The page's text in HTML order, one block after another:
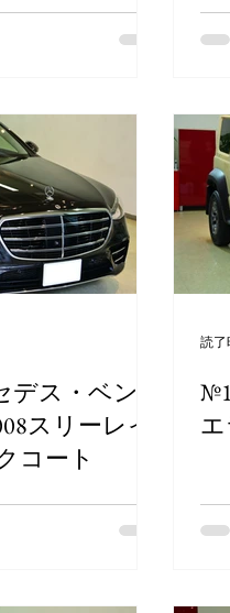
デス・ベン
スリーレイ
コート
エ
読了